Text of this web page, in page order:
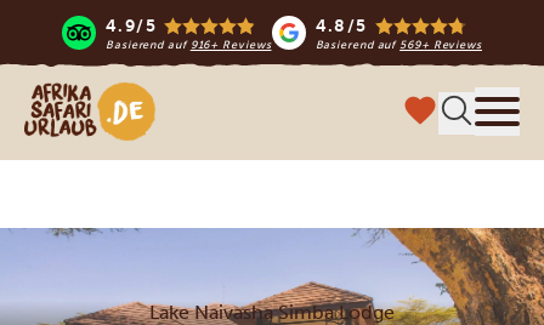
4.9/5
Basierend auf 916+ Reviews
4.8/5
Basierend auf569+ Reviews
Afrika Safari Urlaub
Lake Naivasha Simba Lodge